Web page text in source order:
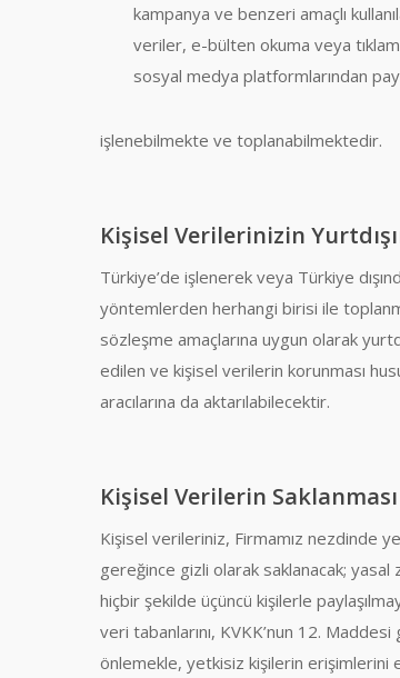
kampanya ve benzeri amaçlı
veriler, e-bülten okuma veya
sosyal medya platformlarından
işlenebilmekte ve toplanabilmektedir.
Kişisel Verilerinizin
Türkiye’de işlenerek veya Türkiye
yöntemlerden herhangi birisi ile
sözleşme amaçlarına uygun olarak
edilen ve kişisel verilerin korunması
aracılarına da aktarılabilecektir.
Kişisel Verilerin
Kişisel verileriniz, Firmamız nezdinde
gereğince gizli olarak saklanacak;
hiçbir şekilde üçüncü kişilerle
veri tabanlarını, KVKK’nun 12.
önlemekle, yetkisiz kişilerin erişimlerini